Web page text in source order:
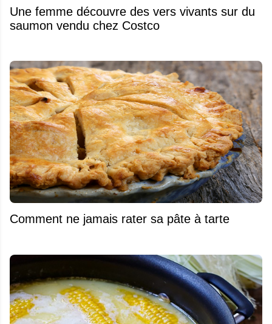
Une femme découvre des vers vivants sur du
saumon vendu chez Costco
Comment ne jamais rater sa pâte à tarte